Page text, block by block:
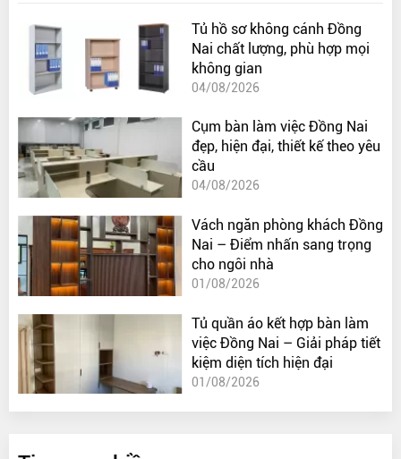
Tủ hồ sơ không cánh Đồng
Nai chất lượng, phù hợp mọi
không gian
04/08/2026
Cụm bàn làm việc Đồng Nai
đẹp, hiện đại, thiết kế theo yêu
cầu
04/08/2026
Vách ngăn phòng khách Đồng
Nai – Điểm nhấn sang trọng
cho ngôi nhà
01/08/2026
Tủ quần áo kết hợp bàn làm
việc Đồng Nai – Giải pháp tiết
kiệm diện tích hiện đại
01/08/2026